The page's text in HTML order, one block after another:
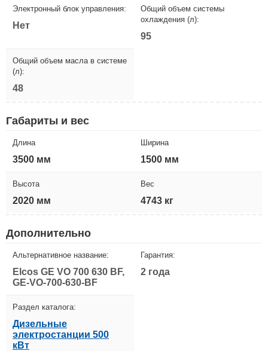
Электронный блок управления:
Нет
Общий объем системы
охлаждения (л):
95
Общий объем масла в системе
(л):
48
Габариты и вес
Длина
3500 мм
Ширина
1500 мм
Высота
2020 мм
Вес
4743 кг
Дополнительно
Альтернативное название:
Elcos GE VO 700 630 BF,
GE-VO-700-630-BF
Гарантия:
2 года
Раздел каталога:
Дизельные
электростанции 500
кВт